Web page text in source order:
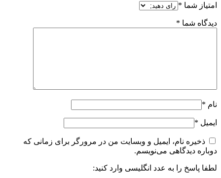
امتیاز شما *
دیدگاه شما *
نام *
ایمیل *
ذخیره نام، ایمیل و وبسایت من در مرورگر برای زمانی که
دوباره دیدگاهی می‌نویسم.
لطفا پاسخ را به عدد انگلیسی وارد کنید: